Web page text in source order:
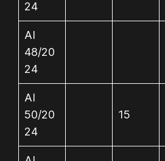
24
AI
48/20
24
AI
50/20
24
15